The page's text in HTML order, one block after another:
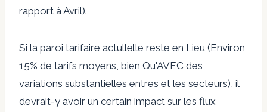
rapport à Avril).
Si la paroi tarifaire actullelle reste en Lieu (Environ
15% de tarifs moyens, bien Qu'AVEC des
variations substantielles entres et les secteurs), il
devrait-y avoir un certain impact sur les flux